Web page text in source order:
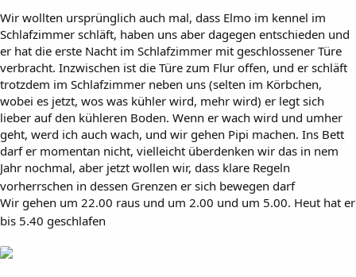
Wir wollten ursprünglich auch mal, dass Elmo im kennel im
Schlafzimmer schläft, haben uns aber dagegen entschieden und
er hat die erste Nacht im Schlafzimmer mit geschlossener Türe
verbracht. Inzwischen ist die Türe zum Flur offen, und er schläft
trotzdem im Schlafzimmer neben uns (selten im Körbchen,
wobei es jetzt, wos was kühler wird, mehr wird) er legt sich
lieber auf den kühleren Boden. Wenn er wach wird und umher
geht, werd ich auch wach, und wir gehen Pipi machen. Ins Bett
darf er momentan nicht, vielleicht überdenken wir das in nem
Jahr nochmal, aber jetzt wollen wir, dass klare Regeln
vorherrschen in dessen Grenzen er sich bewegen darf
Wir gehen um 22.00 raus und um 2.00 und um 5.00. Heut hat er
bis 5.40 geschlafen